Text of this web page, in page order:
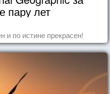
пару лет
и по истине прекрасен!